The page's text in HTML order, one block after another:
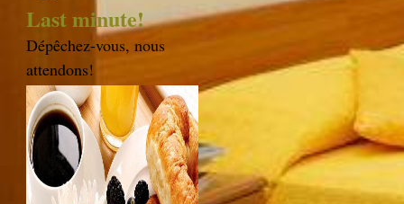
Last minute!
Dépêchez-vous, nous
attendons!